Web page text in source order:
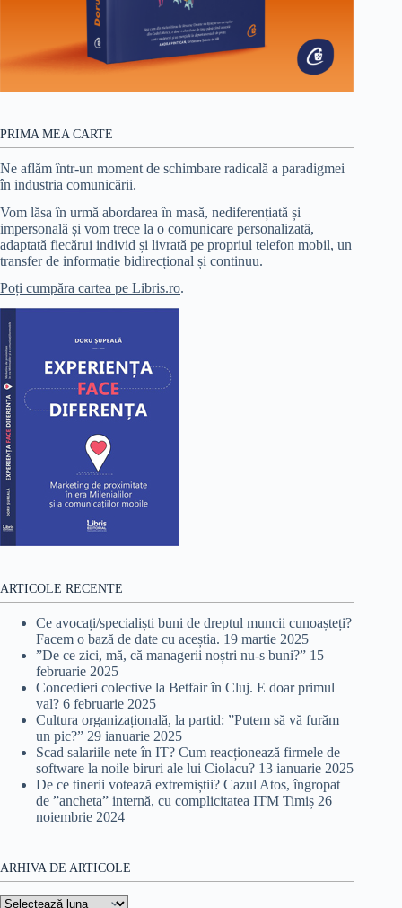
PRIMA MEA CARTE
Ne aflăm într-un moment de schimbare radicală a paradigmei
în industria comunicării.
Vom lăsa în urmă abordarea în masă, nediferențiată și
impersonală și vom trece la o comunicare personalizată,
adaptată fiecărui individ și livrată pe propriul telefon mobil, un
transfer de informație bidirecțional și continuu.
Poți cumpăra cartea pe Libris.ro.
ARTICOLE RECENTE
Ce avocați/specialiști buni de dreptul muncii cunoașteți?
Facem o bază de date cu aceștia. 19 martie 2025
”De ce zici, mă, că managerii noștri nu-s buni?” 15
februarie 2025
Concedieri colective la Betfair în Cluj. E doar primul
val? 6 februarie 2025
Cultura organizațională, la partid: ”Putem să vă furăm
un pic?” 29 ianuarie 2025
Scad salariile nete în IT? Cum reacționează firmele de
software la noile biruri ale lui Ciolacu? 13 ianuarie 2025
De ce tinerii votează extremiștii? Cazul Atos, îngropat
de ”ancheta” internă, cu complicitatea ITM Timiș 26
noiembrie 2024
ARHIVA DE ARTICOLE
Arhiva